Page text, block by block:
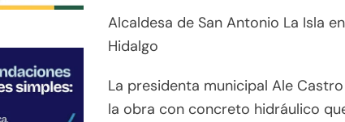
Alcaldesa de San Antonio La Isla
Hidalgo
La presidenta municipal Ale
la obra con concreto hidráulico